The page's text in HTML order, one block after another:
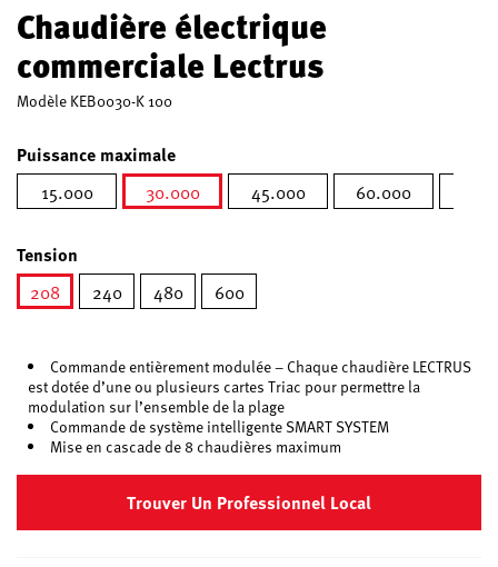
Chaudière électrique
commerciale Lectrus
Modèle KEB0030-K 100
Puissance maximale
15.000
30.000
45.000 60.000
Tension
208
240 480 600
Commande entièrement modulée – Chaque chaudière LECTRUS
est dotée d’une ou plusieurs cartes Triac pour permettre la
modulation sur l’ensemble de la plage
Commande de système intelligente SMART SYSTEM
Mise en cascade de 8 chaudières maximum
Trouver Un Professionnel Local